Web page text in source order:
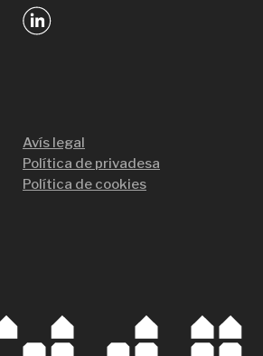
Avís legal
Política de privadesa
Política de cookies